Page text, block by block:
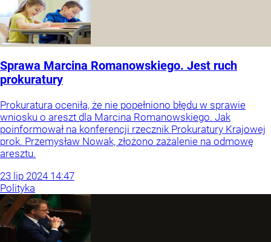
Sprawa Marcina Romanowskiego. Jest ruch
prokuratury
Prokuratura oceniła, że nie popełniono błędu w sprawie
wniosku o areszt dla Marcina Romanowskiego. Jak
poinformował na konferencji rzecznik Prokuratury Krajowej
prok. Przemysław Nowak, złożono zażalenie na odmowę
aresztu.
23 lip 2024 14:47
Polityka